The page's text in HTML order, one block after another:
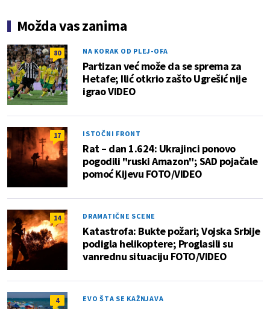
Možda vas zanima
80 NA KORAK OD PLEJ-OFA
Partizan već može da se sprema za
Hetafe; Ilić otkrio zašto Ugrešić nije
igrao VIDEO
17 ISTOČNI FRONT
Rat – dan 1.624: Ukrajinci ponovo
pogodili "ruski Amazon"; SAD pojačale
pomoć Kijevu FOTO/VIDEO
14 DRAMATIČNE SCENE
Katastrofa: Bukte požari; Vojska Srbije
podigla helikoptere; Proglasili su
vanrednu situaciju FOTO/VIDEO
4 EVO ŠTA SE KAŽNJAVA